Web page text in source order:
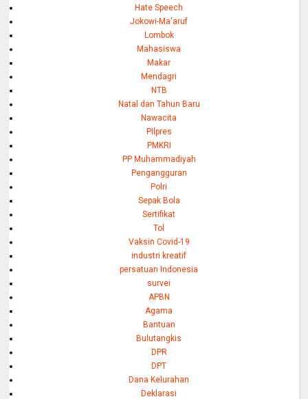
Hate Speech
Jokowi-Ma'aruf
Lombok
Mahasiswa
Makar
Mendagri
NTB
Natal dan Tahun Baru
Nawacita
PIlpres
PMKRI
PP Muhammadiyah
Pengangguran
Polri
Sepak Bola
Sertifikat
Tol
Vaksin Covid-19
industri kreatif
persatuan Indonesia
survei
APBN
Agama
Bantuan
Bulutangkis
DPR
DPT
Dana Kelurahan
Deklarasi